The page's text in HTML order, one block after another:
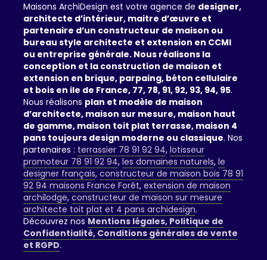
Maisons ArchiDesign est votre agence de designer,
architecte d’intérieur, maitre d’œuvre et
partenaire d’un constructeur de maison ou
bureau style architecte et extension en CCMI
ou entreprise générale. Nous réalisons la
conception et la construction de maison et
extension en brique, parpaing, béton cellulaire
et bois en ile de France, 77, 78, 91, 92, 93, 94, 95.
Nous réalisons plan et modèle de maison
d’architecte, maison sur mesure, maison haut
de gamme, maison toit plat terrasse, maison 4
pans toujours design moderne ou classique. Nos
partenaires : terrassier 78 91 92 94, lotisseur
promoteur 78 91 92 94, les domaines naturels, le
designer français, constructeur de maison bois 78 91
92 94 maisons France Forêt, extension de maison
archilodge, constructeur de maison sur mesure
architecte toit plat et 4 pans archidesign.
Découvrez nos Mentions légales, Politique de
Confidentialité, Conditions générales de vente
et RGPD.